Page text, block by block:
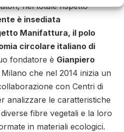
nel totale rispetto
è insediata
Manifattura, il polo
circolare italiano di
fondatore è Gianpiero
che nel 2014 inizia un
con Centri di
analizzare le caratteristiche
fibre vegetali e la loro
in materiali ecologici.